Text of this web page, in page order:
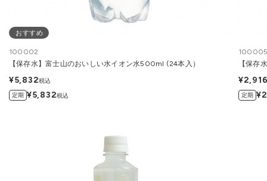
おすすめ
100002
【保存水】富士山のおいしい水イオン水500ml (24本入）
¥5,832税込
定期 ¥5,832税込
【保存
定期